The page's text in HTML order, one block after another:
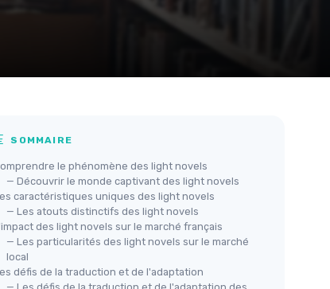
SOMMAIRE
le phénomène des light novels
— Découvrir le monde captivant des light novels
caractéristiques uniques des light novels
— Les atouts distinctifs des light novels
des light novels sur le marché français
— Les particularités des light novels sur le marché
local
défis de la traduction et de l'adaptation